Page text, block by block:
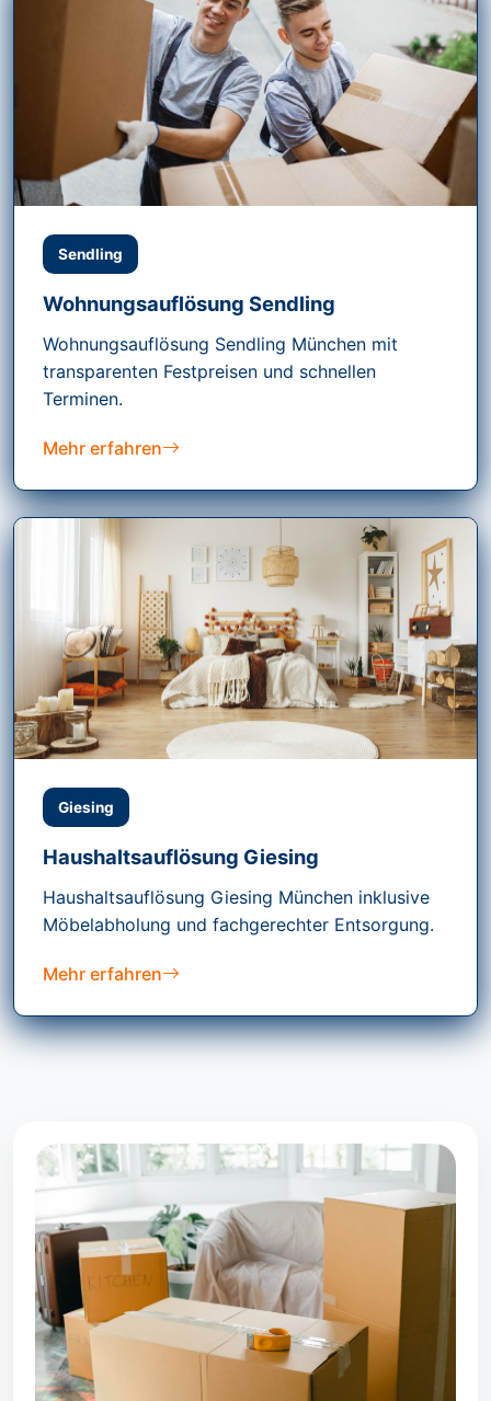
Sendling
Wohnungsauflösung Sendling
Wohnungsauflösung Sendling München mit
transparenten Festpreisen und schnellen
Terminen.
Mehr erfahren
Giesing
Haushaltsauflösung Giesing
Haushaltsauflösung Giesing München inklusive
Möbelabholung und fachgerechter Entsorgung.
Mehr erfahren